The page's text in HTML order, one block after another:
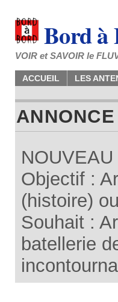
Bord à
VOIR et SAVOIR le
ACCUEIL LES
ANNONCE
Objectif :
(histoire)
Souhait :
batellerie